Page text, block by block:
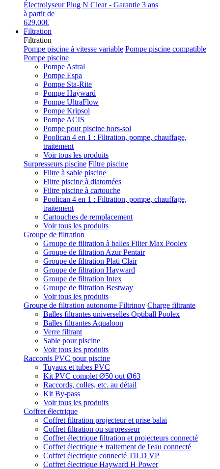
Électrolyseur Plug N Clear - Garantie 3 ans
à partir de
629,00€
Filtration
Filtration
Pompe piscine à vitesse variable Pompe piscine compatible
Pompe piscine
Pompe Astral
Pompe Espa
Pompe Sta-Rite
Pompe Hayward
Pompe UltraFlow
Pompe Kripsol
Pompe ACIS
Pompe pour piscine hors-sol
Poolican 4 en 1 : Filtration, pompe, chauffage,
traitement
Voir tous les produits
Surpresseurs piscine Filtre piscine
Filtre à sable piscine
Filtre piscine à diatomées
Filtre piscine à cartouche
Poolican 4 en 1 : Filtration, pompe, chauffage,
traitement
Cartouches de remplacement
Voir tous les produits
Groupe de filtration
Groupe de filtration à balles Filter Max Poolex
Groupe de filtration Azur Pentair
Groupe de filtration Plati Clair
Groupe de filtration Hayward
Groupe de filtration Intex
Groupe de filtration Bestway
Voir tous les produits
Groupe de filtration autonome Filtrinov Charge filtrante
Balles filtrantes universelles Optiball Poolex
Balles filtrantes Aqualoon
Verre filtrant
Sable pour piscine
Voir tous les produits
Raccords PVC pour piscine
Tuyaux et tubes PVC
Kit PVC complet Ø50 out Ø63
Raccords, colles, etc. au détail
Kit By-pass
Voir tous les produits
Coffret électrique
Coffret filtration projecteur et prise balai
Coffret filtration ou surpresseur
Coffret électrique filtration et projecteurs connecté
Coffret électrique + traitement de l'eau connecté
Coffret électrique connecté TILD VP
Coffret électrique Hayward H Power